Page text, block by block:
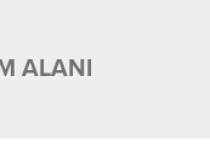
ALANI